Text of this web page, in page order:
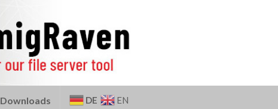
Downloads DE EN